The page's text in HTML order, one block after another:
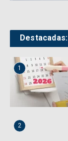
Destacadas:
1
2